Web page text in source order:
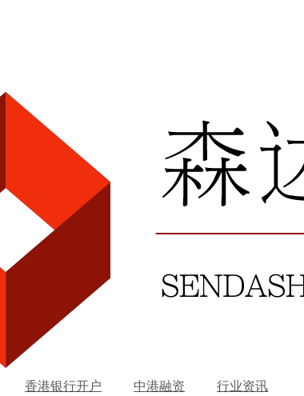
香港银行开户 中港融资
行业资讯